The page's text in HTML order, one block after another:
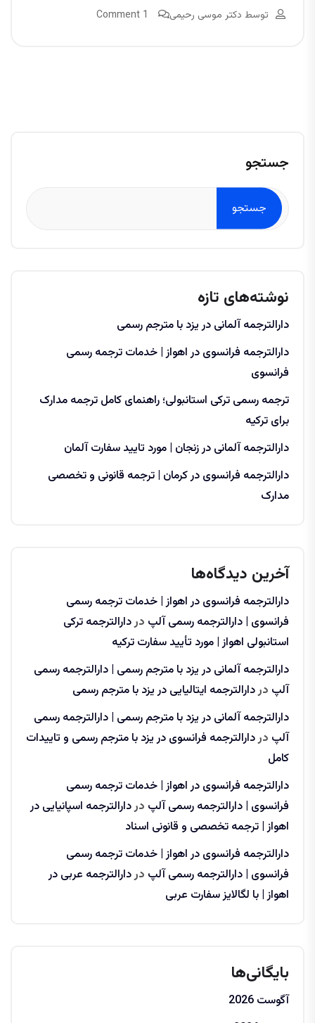
توسط دکتر موسی رحیمی 1 Comment
جستجو
جستجو
نوشته‌های تازه
دارالترجمه آلمانی در یزد با مترجم رسمی
دارالترجمه فرانسوی در اهواز | خدمات ترجمه رسمی
فرانسوی
ترجمه رسمی ترکی استانبولی؛ راهنمای کامل ترجمه مدارک
برای ترکیه
دارالترجمه آلمانی در زنجان | مورد تایید سفارت آلمان
دارالترجمه فرانسوی در کرمان | ترجمه قانونی و تخصصی
مدارک
آخرین دیدگاه‌ها
دارالترجمه فرانسوی در اهواز | خدمات ترجمه رسمی
فرانسوی | دارالترجمه رسمی آلپ دردارالترجمه ترکی
استانبولی اهواز | مورد تأیید سفارت ترکیه
دارالترجمه آلمانی در یزد با مترجم رسمی | دارالترجمه رسمی
آلپ دردارالترجمه ایتالیایی در یزد با مترجم رسمی
دارالترجمه آلمانی در یزد با مترجم رسمی | دارالترجمه رسمی
آلپ دردارالترجمه فرانسوی در یزد با مترجم رسمی و تاییدات
کامل
دارالترجمه فرانسوی در اهواز | خدمات ترجمه رسمی
فرانسوی | دارالترجمه رسمی آلپ دردارالترجمه اسپانیایی در
اهواز | ترجمه تخصصی و قانونی اسناد
دارالترجمه فرانسوی در اهواز | خدمات ترجمه رسمی
فرانسوی | دارالترجمه رسمی آلپ دردارالترجمه عربی در
اهواز | با لگالایز سفارت عربی
بایگانی‌ها
آگوست 2026